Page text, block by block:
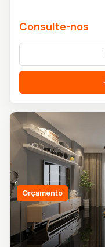
Consulte-nos
Orçamento